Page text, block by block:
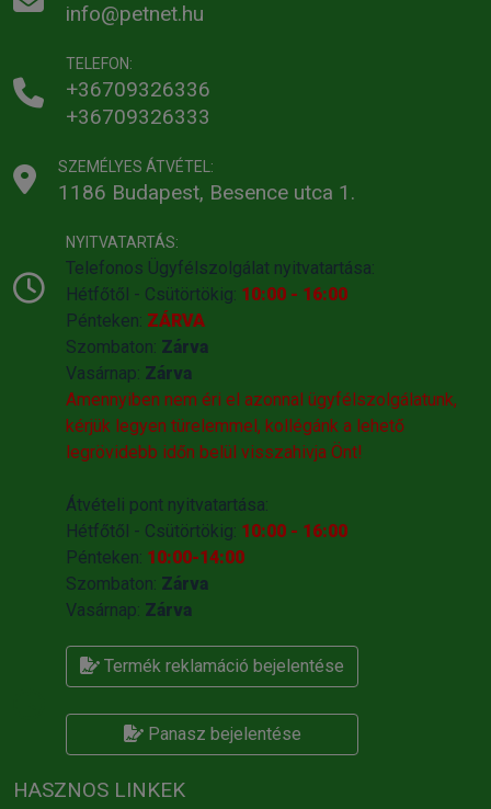
info@petnet.hu
TELEFON:
+36709326336
+36709326333
SZEMÉLYES ÁTVÉTEL:
1186 Budapest, Besence utca 1.
NYITVATARTÁS:
Telefonos Ügyfélszolgálat nyitvatartása:
Hétfőtől - Csütörtökig: 10:00 - 16:00
Pénteken: ZÁRVA
Szombaton: Zárva
Vasárnap: Zárva
Amennyiben nem éri el azonnal ügyfélszolgálatunk,
kérjük legyen türelemmel, kollégánk a lehető
legrövidebb időn belül visszahivja Önt!
Átvételi pont nyitvatartása:
Hétfőtől - Csütörtökig: 10:00 - 16:00
Pénteken: 10:00-14:00
Szombaton: Zárva
Vasárnap: Zárva
Termék reklamáció bejelentése
Panasz bejelentése
HASZNOS LINKEK